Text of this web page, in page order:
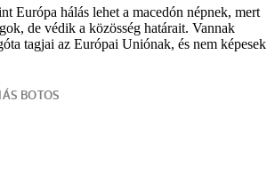
Európa hálás lehet a macedón népnek, mert
de védik a közösség határait. Vannak
tagjai az Európai Uniónak, és nem képesek